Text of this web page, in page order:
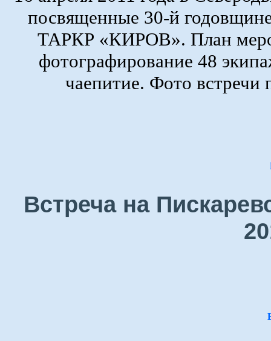
посвященные 30-й
ТАРКР «КИРОВ». План
фотографирование 48
чаепитие. Фото
Встреча на